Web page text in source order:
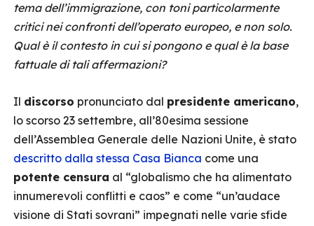
tema dell’immigrazione, con toni particolarmente
critici nei confronti dell’operato europeo, e non solo.
Qual è il contesto in cui si pongono e qual è la base
fattuale di tali affermazioni?
Il discorso pronunciato dal presidente americano,
lo scorso 23 settembre, all’80esima sessione
dell’Assemblea Generale delle Nazioni Unite, è stato
descritto dalla stessa Casa Bianca come una
potente censura al “globalismo che ha alimentato
innumerevoli conflitti e caos” e come “un’audace
visione di Stati sovrani” impegnati nelle varie sfide